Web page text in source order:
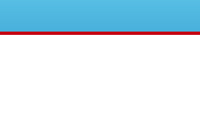
「新北市淡水
11